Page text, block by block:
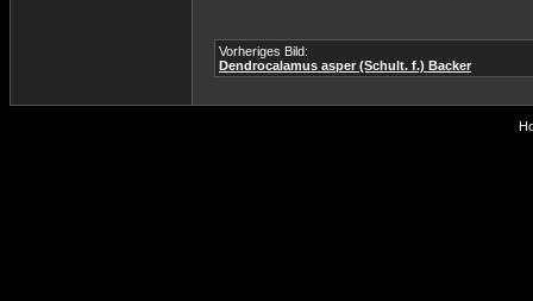
Vorheriges Bild:
Dendrocalamus asper (Schult. f.) Backer